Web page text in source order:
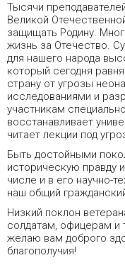
Тысячи
Великой
защищать Родину.
жизнь за Отечество.
для нашего народа
который сегодня
страну от угрозы
исследованиями и
участникам
восстанавливает
читает лекции под
Быть достойными
историческую правду
числе и в его научно-
наш общий
Низкий поклон
солдатам, офицерам и
желаю вам доброго
благополучия!